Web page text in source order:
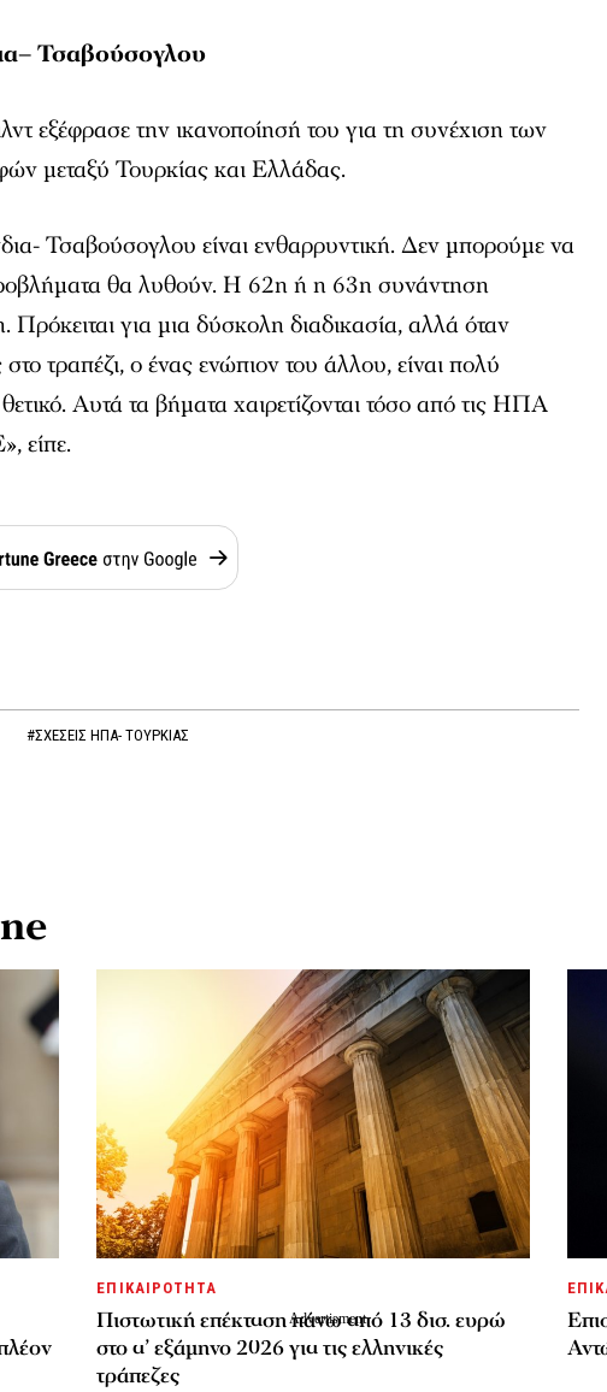
– Τσαβούσογλου
εξέφρασε την ικανοποίησή του για τη συνέχιση των
μεταξύ Τουρκίας και Ελλάδας.
Τσαβούσογλου είναι ενθαρρυντική. Δεν μπορούμε να
θα λυθούν. Η 62η ή η 63η συνάντηση
Πρόκειται για μια δύσκολη διαδικασία, αλλά όταν
στο τραπέζι, ο ένας ενώπιον του άλλου, είναι πολύ
Αυτά τα βήματα χαιρετίζονται τόσο από τις ΗΠΑ
είπε.
#ΣΧΕΣΕΙΣ ΗΠΑ- ΤΟΥΡΚΙΑΣ
ΕΠΙΚΑΙΡΟΤΗΤΑ
Πιστωτική επέκταση πάνω από 13 δισ. ευρώ
στο α’ εξάμηνο 2026 για τις ελληνικές
τράπεζες